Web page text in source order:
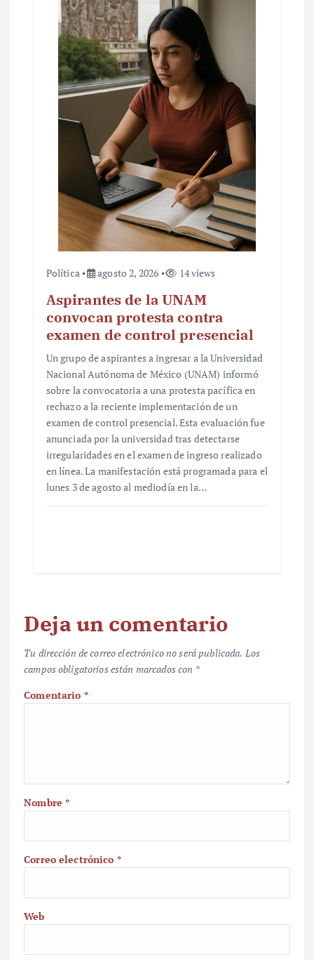
Política agosto 2, 2026 14 views
Aspirantes de la UNAM
convocan protesta contra
examen de control presencial
Un grupo de aspirantes a ingresar a la Universidad
Nacional Autónoma de México (UNAM) informó
sobre la convocatoria a una protesta pacífica en
rechazo a la reciente implementación de un
examen de control presencial. Esta evaluación fue
anunciada por la universidad tras detectarse
irregularidades en el examen de ingreso realizado
en línea. La manifestación está programada para el
lunes 3 de agosto al mediodía en la…
Deja un comentario
Tu dirección de correo electrónico no será publicada. Los
campos obligatorios están marcados con *
Comentario *
Nombre*
Correo electrónico *
Web